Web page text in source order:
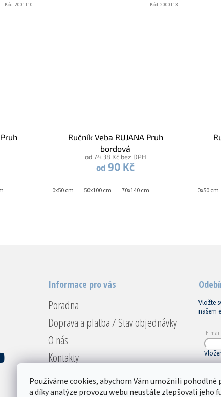
Používáme cookies, abychom Vám umožnili pohodlné
a díky analýze provozu webu neustále zlepšovali jeho
Kód:2001110
Ručník Veba RUJANA Pruh
bordová
od 74,38 Kč bez DPH
od 90 Kč
30x50 cm 50x100 cm 70x140 cm
Kód:2000113
30x50 cm
Informace pro vás
Poradna
Doprava a platba / Stav objednávky
O nás
Kontakty
Reklamace a vrácení
Obchodní podmínky
Vložte
našem
E-mail